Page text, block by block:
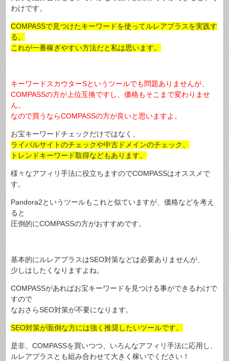
わけです。
COMPASSで見つけたキーワードを使ってルレアプラスを実践す
る。
これが一番稼ぎやすい方法だと私は思います。
キーワードスカウターSというツールでも問題ありませんが、
COMPASSの方が上位互換ですし、価格もそこまで変わりませ
ん。
なので買うならCOMPASSの方が良いと思いますよ。
お宝キーワードチェックだけではなく、
ライバルサイトのチェックや中古ドメインのチェック、
トレンドキーワード取得などもあります。
様々なアフィリ手法に役立ちますのでCOMPASSはオススメで
す。
Pandora2というツールもこれと似ていますが、価格などを考え
ると
圧倒的にCOMPASSの方がおすすめです。
基本的にルレアプラスはSEO対策などは必要ありませんが、
少しはしたくなりますよね。
COMPASSがあればお宝キーワードを見つける事ができるわけで
すので
なおさらSEO対策が不要になります。
SEO対策が面倒な方には強く推奨したいツールです。
是非、COMPASSを買いつつ、いろんなアフィリ手法に応用し、
ルレアプラスとも組み合わせて大きく稼いでください！